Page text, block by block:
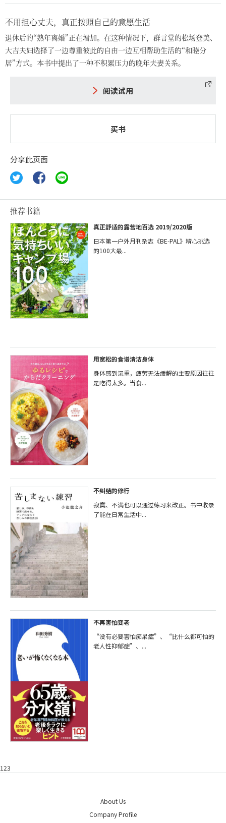
不用担心丈夫，真正按照自己的意愿生活
退休后的“熟年离婚”正在增加。在这种情况下，群言堂的松场登美、
大吉夫妇选择了一边尊重彼此的自由一边互相帮助生活的“和睦分
居”方式。本书中提出了一种不积累压力的晚年夫妻关系。
阅读试用
买书
分享此页面
推荐书籍
真正舒适的露营地百选 2019/2020版
日本第一户外月刊杂志《BE-PAL》精心挑选
的100大最...
用宽松的食谱清洁身体
身体感到沉重，疲劳无法缓解的主要原因往往
是吃得太多。当食...
不纠结的修行
寂寞、不满也可以通过练习来改正。书中收录
了能在日常生活中...
不再害怕变老
“没有必要害怕痴呆症”、“比什么都可怕的
老人性抑郁症”、...
123
About Us
Company Profile